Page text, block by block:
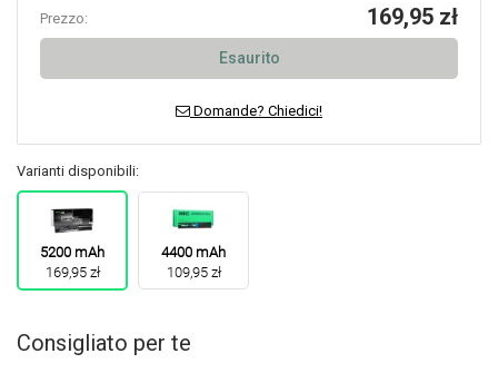
Prezzo: 169,95 zł
Esaurito
Domande? Chiedici!
Varianti disponibili:
5200 mAh
169,95 zł
4400 mAh
109,95 zł
Consigliato per te